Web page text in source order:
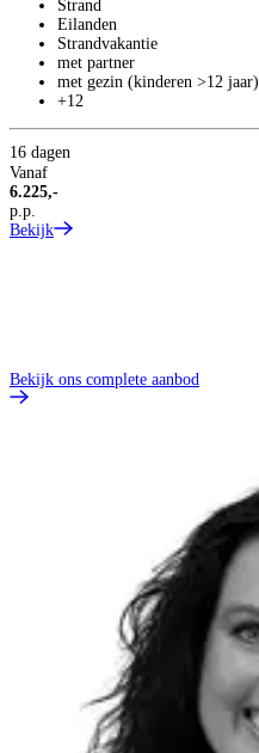
Strand
Eilanden
Strandvakantie
met partner
met gezin (kinderen >12 jaar)
+12
16 dagen
Vanaf
6.225,-
p.p.
Bekijk
Bekijk ons complete aanbod